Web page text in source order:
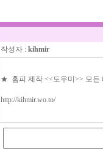
작성자 : kihmir
★ 홈피 제작 <<도우미>> 모든
http://kihmir.wo.to/